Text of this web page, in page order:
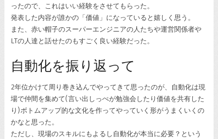
ったので、これはいい経験をさせてもらった。
発表した内容が誰かの「価値」になっていると嬉しく思う。
また、赤い帽子のスーパーエンジニアの人たちや運営関係者や
LTの人達と話せたのもすごく良い経験だった。
自動化を振り返って
2年位かけて周り巻き込んでやってきて思ったのが、自動化は現
場で仲間を集めて(言い出しっぺが勉強会したり価値を共有した
り)ボトムアップ的な文化を作ってやっていく形がうまくいくの
かなと思った。
ただし、現場のスキルにもよるし自動化が本当に必要？という